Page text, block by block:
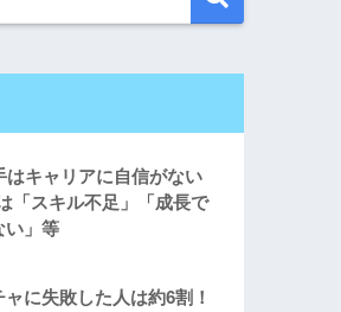
はキャリアに自信がない
「スキル不足」「成長で
い」等
ャに失敗した人は約6割！